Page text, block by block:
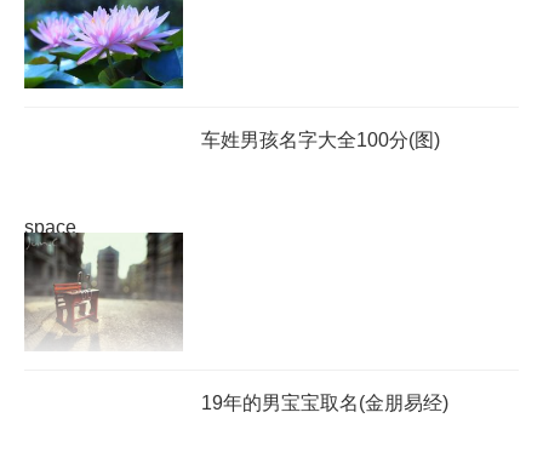
space
车姓男孩名字大全100分(图)
19年的男宝宝取名(金朋易经)